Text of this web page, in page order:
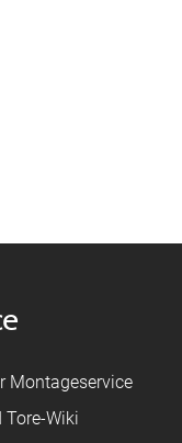
Montageservice
Tore-Wiki